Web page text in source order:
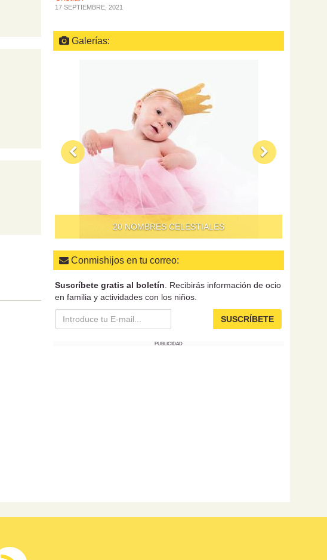
17 SEPTIEMBRE, 2021
Galerías:
20 NOMBRES CELESTIALES
Conmishijos en tu correo:
Suscríbete gratis al boletín . Recibirás información de ocio
en familia y actividades con los niños.
SUSCRÍBETE
PUBLICIDAD